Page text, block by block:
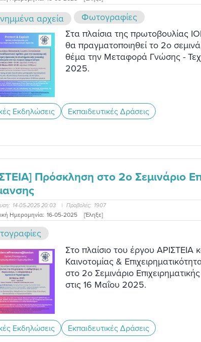
αρχεία
Φωτογραφίες
Στα πλαίσια της πρωτοβουλίας
θα πραγματοποιηθεί το 2ο
θέμα την Μεταφορά Γνώσης -
2025.
Εκδηλώσεις Εκπαιδευτικές Δράσεις
Πρόσκληση στο 2o Σεμινάριο
14-05-2025 20:03 | Προβολές: 1907
Ημερομηνία: 16-05-2025 [Έληξε]
Στο πλαίσιο του έργου ΑΡΙΣΤΕΙΑ
Καινοτομίας &
στο 2ο Σεμινάριο
στις 16 Μαΐου 2025.
Εκδηλώσεις Εκπαιδευτικές Δράσεις